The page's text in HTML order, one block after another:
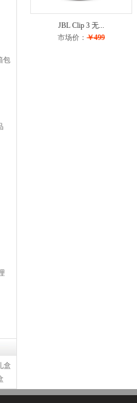
包
盒
JBL Clip 3 无...
市场价： ￥499